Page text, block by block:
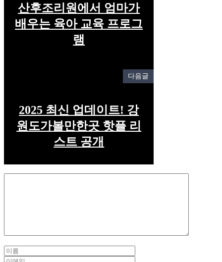
산후조리원에서 엄마가
배우는 육아 교육 프로그
램
다음글
2025 최신 업데이트! 강
원도가볼만한곳 핫플 리
스트 공개
Name